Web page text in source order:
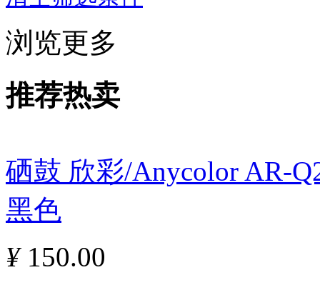
浏览更多
推荐热卖
硒鼓 欣彩/Anycolor AR-
黑色
¥150.00